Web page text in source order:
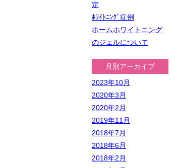
定
ﾎﾜｲﾄﾆﾝｸﾞ症例
ホームホワイトニング
のジェルについて
月別アーカイブ
2023年10月
2020年3月
2020年2月
2019年11月
2018年7月
2018年6月
2018年2月